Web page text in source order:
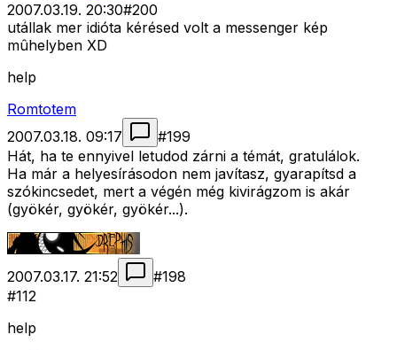
2007.03.19. 20:30#200
utállak mer idióta kérésed volt a messenger kép
mûhelyben XD
help
Romtotem
2007.03.18. 09:17
#199
Hát, ha te ennyivel letudod zárni a témát, gratulálok.
Ha már a helyesírásodon nem javítasz, gyarapítsd a
szókincsedet, mert a végén még kivirágzom is akár
(gyökér, gyökér, gyökér...).
2007.03.17. 21:52 #198
#112
help